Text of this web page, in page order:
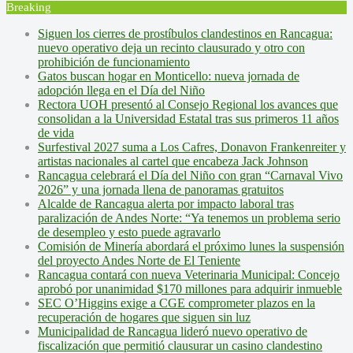
Breaking
Siguen los cierres de prostíbulos clandestinos en Rancagua:
nuevo operativo deja un recinto clausurado y otro con
prohibición de funcionamiento
Gatos buscan hogar en Monticello: nueva jornada de
adopción llega en el Día del Niño
Rectora UOH presentó al Consejo Regional los avances que
consolidan a la Universidad Estatal tras sus primeros 11 años
de vida
Surfestival 2027 suma a Los Cafres, Donavon Frankenreiter y
artistas nacionales al cartel que encabeza Jack Johnson
Rancagua celebrará el Día del Niño con gran “Carnaval Vivo
2026” y una jornada llena de panoramas gratuitos
Alcalde de Rancagua alerta por impacto laboral tras
paralización de Andes Norte: “Ya tenemos un problema serio
de desempleo y esto puede agravarlo
Comisión de Minería abordará el próximo lunes la suspensión
del proyecto Andes Norte de El Teniente
Rancagua contará con nueva Veterinaria Municipal: Concejo
aprobó por unanimidad $170 millones para adquirir inmueble
SEC O’Higgins exige a CGE comprometer plazos en la
recuperación de hogares que siguen sin luz
Municipalidad de Rancagua lideró nuevo operativo de
fiscalización que permitió clausurar un casino clandestino